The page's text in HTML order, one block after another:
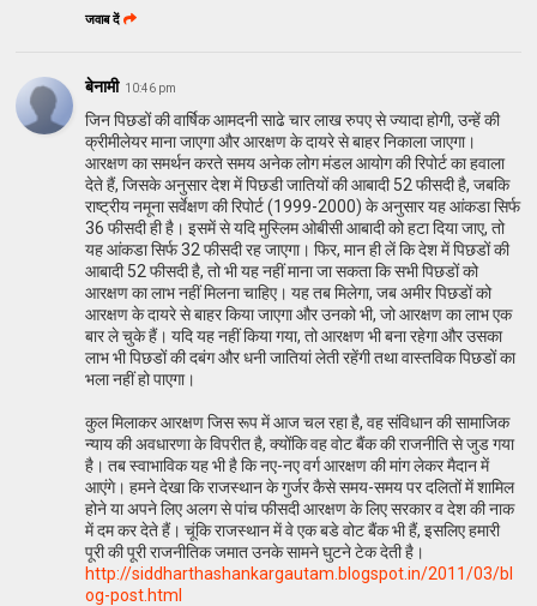
जवाब दें
बेनामी 10:46 pm
जिन पिछडों की वार्षिक आमदनी साढे चार लाख रुपए से ज्यादा होगी, उन्हें की
क्रीमीलेयर माना जाएगा और आरक्षण के दायरे से बाहर निकाला जाएगा।
आरक्षण का समर्थन करते समय अनेक लोग मंडल आयोग की रिपोर्ट का हवाला
देते हैं, जिसके अनुसार देश में पिछडी जातियों की आबादी 52 फीसदी है, जबकि
राष्ट्रीय नमूना सर्वेक्षण की रिपोर्ट (1999-2000) के अनुसार यह आंकडा सिर्फ
36 फीसदी ही है। इसमें से यदि मुस्लिम ओबीसी आबादी को हटा दिया जाए, तो
यह आंकडा सिर्फ 32 फीसदी रह जाएगा। फिर, मान ही लें कि देश में पिछडों की
आबादी 52 फीसदी है, तो भी यह नहीं माना जा सकता कि सभी पिछडों को
आरक्षण का लाभ नहीं मिलना चाहिए। यह तब मिलेगा, जब अमीर पिछडों को
आरक्षण के दायरे से बाहर किया जाएगा और उनको भी, जो आरक्षण का लाभ एक
बार ले चुके हैं। यदि यह नहीं किया गया, तो आरक्षण भी बना रहेगा और उसका
लाभ भी पिछडों की दबंग और धनी जातियां लेती रहेंगी तथा वास्तविक पिछडों का
भला नहीं हो पाएगा।
कुल मिलाकर आरक्षण जिस रूप में आज चल रहा है, वह संविधान की सामाजिक
न्याय की अवधारणा के विपरीत है, क्योंकि वह वोट बैंक की राजनीति से जुड गया
है। तब स्वाभाविक यह भी है कि नए-नए वर्ग आरक्षण की मांग लेकर मैदान में
आएंगे। हमने देखा कि राजस्थान के गुर्जर कैसे समय-समय पर दलितों में शामिल
होने या अपने लिए अलग से पांच फीसदी आरक्षण के लिए सरकार व देश की नाक
में दम कर देते हैं। चूंकि राजस्थान में वे एक बडे वोट बैंक भी हैं, इसलिए हमारी
पूरी की पूरी राजनीतिक जमात उनके सामने घुटने टेक देती है।
http://siddharthashankargautam.blogspot.in/2011/03/bl
og-post.html